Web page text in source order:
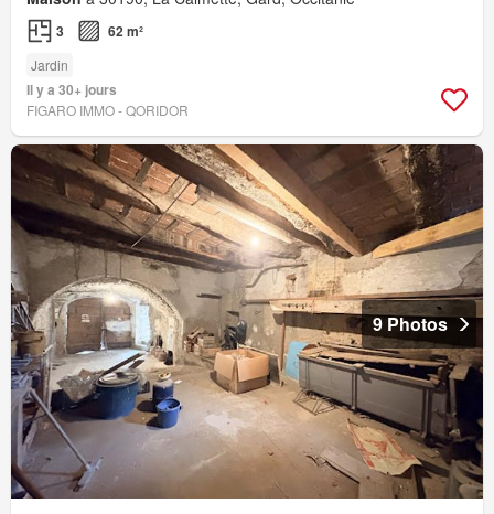
3 62 m²
Jardin
Il y a 30+ jours
FIGARO IMMO - QORIDOR
9 Photos